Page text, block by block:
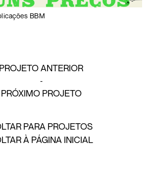
BBM
PROJETO ANTERIOR
PRÓXIMO PROJETO
PARA PROJETOS
À PÁGINA INICIAL